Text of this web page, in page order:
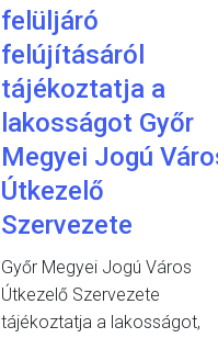
felüljáró
felújításáról
tájékoztatja a
lakosságot Győr
Megyei Jogú
Útkezelő
Szervezete
Győr Megyei Jogú Város
Útkezelő Szervezete
tájékoztatja a lakosságot,